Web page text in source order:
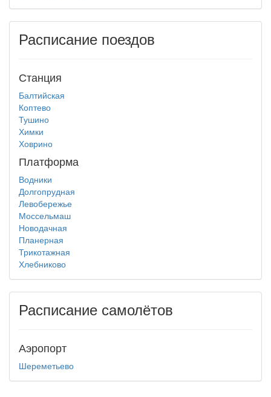
Расписание поездов
Станция
Балтийская
Коптево
Тушино
Химки
Ховрино
Платформа
Водники
Долгопрудная
Левобережье
Моссельмаш
Новодачная
Планерная
Трикотажная
Хлебниково
Расписание самолётов
Аэропорт
Шереметьево